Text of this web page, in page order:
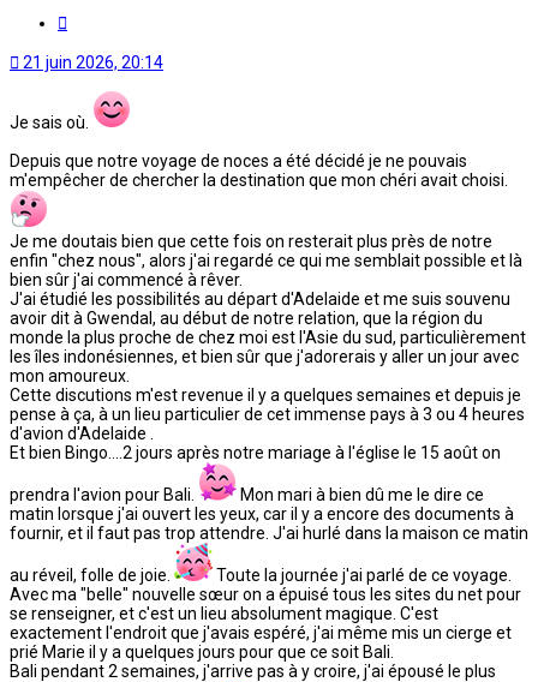
21 juin 2026, 20:14
Je sais où.
Depuis que notre voyage de noces a été décidé je ne pouvais
m'empêcher de chercher la destination que mon chéri avait choisi.
Je me doutais bien que cette fois on resterait plus près de notre
enfin "chez nous", alors j'ai regardé ce qui me semblait possible et là
bien sûr j'ai commencé à rêver.
J'ai étudié les possibilités au départ d'Adelaide et me suis souvenu
avoir dit à Gwendal, au début de notre relation, que la région du
monde la plus proche de chez moi est l'Asie du sud, particulièrement
les îles indonésiennes, et bien sûr que j'adorerais y aller un jour avec
mon amoureux.
Cette discutions m'est revenue il y a quelques semaines et depuis je
pense à ça, à un lieu particulier de cet immense pays à 3 ou 4 heures
d'avion d'Adelaide .
Et bien Bingo....2 jours après notre mariage à l'église le 15 août on
prendra l'avion pour Bali.
Mon mari à bien dû me le dire ce
matin lorsque j'ai ouvert les yeux, car il y a encore des documents à
fournir, et il faut pas trop attendre. J'ai hurlé dans la maison ce matin
au réveil, folle de joie.
Toute la journée j'ai parlé de ce voyage.
Avec ma "belle" nouvelle sœur on a épuisé tous les sites du net pour
se renseigner, et c'est un lieu absolument magique. C'est
exactement l'endroit que j'avais espéré, j'ai même mis un cierge et
prié Marie il y a quelques jours pour que ce soit Bali.
Bali pendant 2 semaines, j'arrive pas à y croire, j'ai épousé le plus